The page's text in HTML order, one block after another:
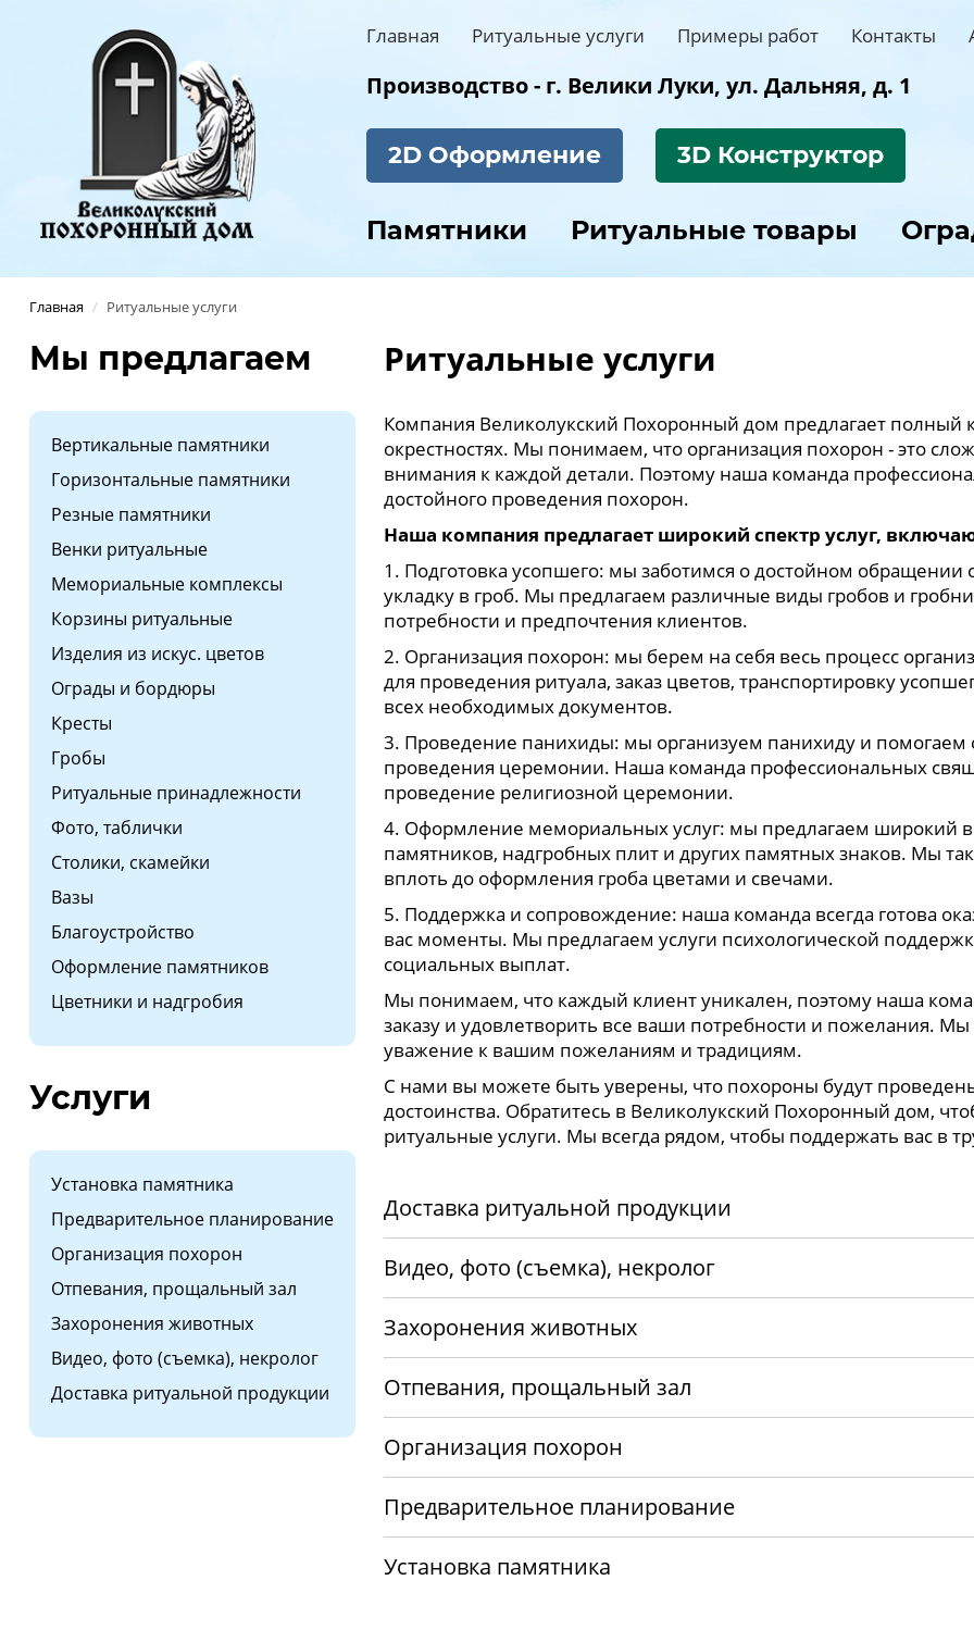
Главная Ритуальные услуги Примеры работ Контакты
Производство - г. Велики Луки, ул. Дальняя, д. 1
2D Оформление 3D Конструктор
Памятники Ритуальные товары
Главная / Ритуальные услуги
Ритуальные услуги
Компания Великолукский Похоронный дом предлагает полный
окрестностях. Мы понимаем, что организация похорон - это
внимания к каждой детали. Поэтому наша команда
достойного проведения похорон.
Наша компания предлагает широкий спектр услуг,
1. Подготовка усопшего: мы заботимся о достойном
укладку в гроб. Мы предлагаем различные виды гробов и
потребности и предпочтения клиентов.
2. Организация похорон: мы берем на себя весь процесс
для проведения ритуала, заказ цветов, транспортировку
всех необходимых документов.
3. Проведение панихиды: мы организуем панихиду и помогаем
проведения церемонии. Наша команда профессиональных
проведение религиозной церемонии.
4. Оформление мемориальных услуг: мы предлагаем широкий
памятников, надгробных плит и других памятных знаков. Мы
вплоть до оформления гроба цветами и свечами.
5. Поддержка и сопровождение: наша команда всегда готова
вас моменты. Мы предлагаем услуги психологической
социальных выплат.
Мы понимаем, что каждый клиент уникален, поэтому наша
заказу и удовлетворить все ваши потребности и пожелания.
уважение к вашим пожеланиям и традициям.
С нами вы можете быть уверены, что похороны будут
достоинства. Обратитесь в Великолукский Похоронный дом,
ритуальные услуги. Мы всегда рядом, чтобы поддержать вас в
Доставка ритуальной продукции
Видео, фото (съемка), некролог
Захоронения животных
Отпевания, прощальный зал
Организация похорон
Предварительное планирование
Установка памятника
Мы предлагаем
Вертикальные памятники
Горизонтальные памятники
Резные памятники
Венки ритуальные
Мемориальные комплексы
Корзины ритуальные
Изделия из искус. цветов
Ограды и бордюры
Кресты
Гробы
Ритуальные принадлежности
Фото, таблички
Столики, скамейки
Вазы
Благоустройство
Оформление памятников
Цветники и надгробия
Услуги
Установка памятника
Предварительное планирование
Организация похорон
Отпевания, прощальный зал
Захоронения животных
Видео, фото (съемка), некролог
Доставка ритуальной продукции